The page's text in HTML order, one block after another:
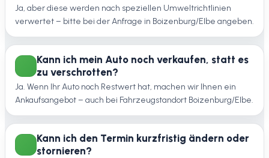
Ja, aber diese werden nach speziellen Umweltrichtlinien
verwertet – bitte bei der Anfrage in Boizenburg/Elbe angeben.
Kann ich mein Auto noch verkaufen, statt es
zu verschrotten?
Ja. Wenn Ihr Auto noch Restwert hat, machen wir Ihnen ein
Ankaufsangebot – auch bei Fahrzeugstandort Boizenburg/Elbe.
Kann ich den Termin kurzfristig ändern oder
stornieren?